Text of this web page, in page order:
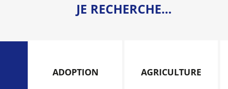
JE RECHERCHE...
ADOPTION AGRICULTURE